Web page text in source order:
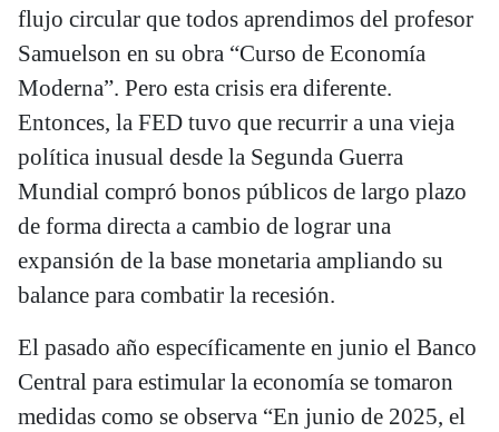
flujo circular que todos aprendimos del profesor
Samuelson en su obra “Curso de Economía
Moderna”. Pero esta crisis era diferente.
Entonces, la FED tuvo que recurrir a una vieja
política inusual desde la Segunda Guerra
Mundial compró bonos públicos de largo plazo
de forma directa a cambio de lograr una
expansión de la base monetaria ampliando su
balance para combatir la recesión.
El pasado año específicamente en junio el Banco
Central para estimular la economía se tomaron
medidas como se observa “En junio de 2025, el